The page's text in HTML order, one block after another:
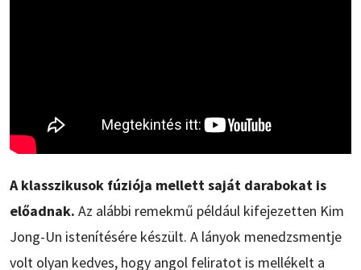
A klasszikusok fúziója mellett saját darabokat is
előadnak. Az alábbi remekmű például kifejezetten Kim
Jong-Un istenítésére készült. A lányok menedzsmentje
volt olyan kedves, hogy angol feliratot is mellékelt a